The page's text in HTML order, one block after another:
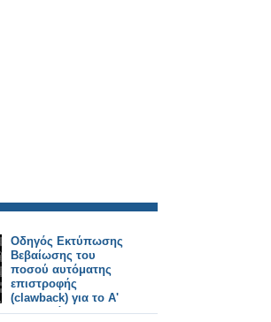
Οδηγός Εκτύπωσης
Βεβαίωσης του
ποσού αυτόματης
επιστροφής
(clawback) για το Α'
και Β' εξάμηνο 2025